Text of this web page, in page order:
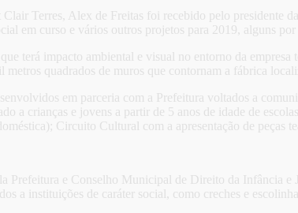
Terres, Alex de Freitas foi recebido pelo presidente
em curso e vários outros projetos para 2019, alguns
terá impacto ambiental e visual no entorno da
quadrados de muros que contornam a fábrica
em parceria com a Prefeitura voltados a
a crianças e jovens a partir de 5 anos de idade de
Circuito Cultural com a apresentação de peças
Prefeitura e Conselho Municipal de Direito da Infância
a instituições de caráter social, como creches e